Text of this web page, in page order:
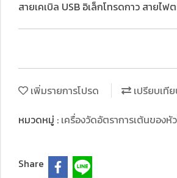
สายเคเบิล USB อิเล็กโทรดกาว สายไฟต
เพิ่มรายการโปรด
เปรียบเที
หมวดหมู่ : เครื่องวัดอัตราการเต้นของหั
Share